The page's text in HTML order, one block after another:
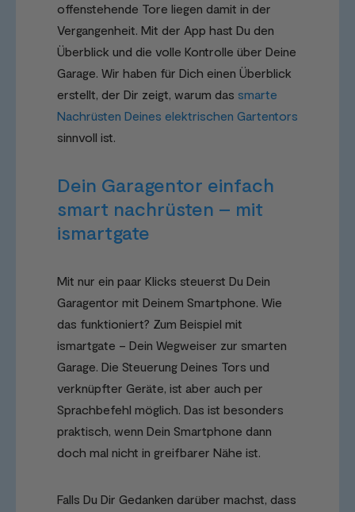
offenstehende Tore liegen damit in der
Vergangenheit. Mit der App hast Du den
Überblick und die volle Kontrolle über Deine
Garage. Wir haben für Dich einen Überblick
erstellt, der Dir zeigt, warum das smarte
Nachrüsten Deines elektrischen Gartentors
sinnvoll ist.
Dein Garagentor einfach
smart nachrüsten – mit
ismartgate
Mit nur ein paar Klicks steuerst Du Dein
Garagentor mit Deinem Smartphone. Wie
das funktioniert? Zum Beispiel mit
ismartgate – Dein Wegweiser zur smarten
Garage. Die Steuerung Deines Tors und
verknüpfter Geräte, ist aber auch per
Sprachbefehl möglich. Das ist besonders
praktisch, wenn Dein Smartphone dann
doch mal nicht in greifbarer Nähe ist.
Falls Du Dir Gedanken darüber machst, dass